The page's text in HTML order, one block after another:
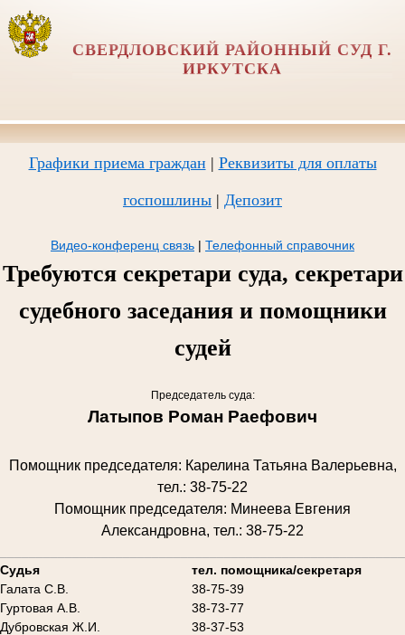
СВЕРДЛОВСКИЙ РАЙОННЫЙ СУД Г.
ИРКУТСКА
Графики приема граждан | Реквизиты для оплаты
госпошлины | Депозит
Видео-конференц связь | Телефонный справочник
Требуются секретари суда, секретари
судебного заседания и помощники
судей
Председатель суда:
Латыпов Роман Раефович
Помощник председателя: Карелина Татьяна Валерьевна,
тел.: 38-75-22
Помощник председателя: Минеева Евгения
Александровна, тел.: 38-75-22
Судья
тел. помощника/секретаря
Галата С.В.
38-75-39
Гуртовая А.В.
38-73-77
Дубровская Ж.И.
38-37-53